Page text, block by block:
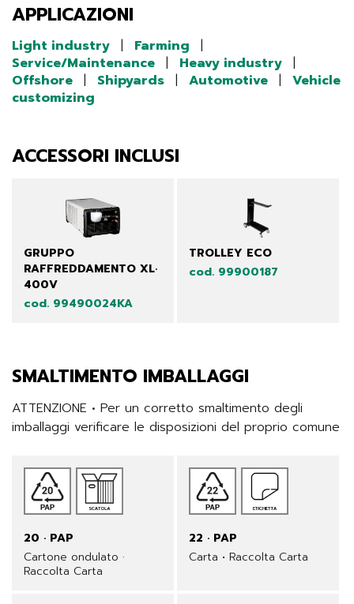
APPLICAZIONI
Light industry Farming
Service/Maintenance
Heavy industry
Offshore
Shipyards Automotive
Vehicle
customizing
ACCESSORI INCLUSI
GRUPPO
RAFFREDDAMENTO XL·
400V
cod. 99490024KA
TROLLEY ECO
cod. 99900187
SMALTIMENTO IMBALLAGGI
ATTENZIONE • Per un corretto smaltimento degli
imballaggi verificare le disposizioni del proprio comune
20 · PAP
Cartone ondulato ·
Raccolta Carta
22 · PAP
Carta • Raccolta Carta